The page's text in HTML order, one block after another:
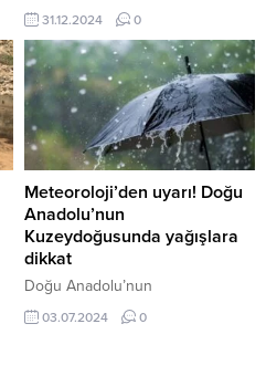
asgari ücret değil insani ücret
istediğini açıkladı. İl Başkanı
Abdülkadir Bektaş tarafından
yapılan açıklamada; “Türkiye’nin
dört bir yanında milyonlarca
emekçinin sesi yankılanıyor:
“Geçinemiyoruz! İnsanca bir
yaşam ve emeğimizin karşılığını
alabileceğimiz bir düzen istiyoruz.
Bugün burada, halkımızı açlık
sınırının da altına iten ve...
31.12.2024 0
Meteoroloji’den uyarı! Doğu
Anadolu’nun
Kuzeydoğusunda yağışlara
dikkat
Doğu Anadolu’nun
Kuzeydoğusunda gök gürültülü
sağanak yağışlara karşı
03.07.2024 0